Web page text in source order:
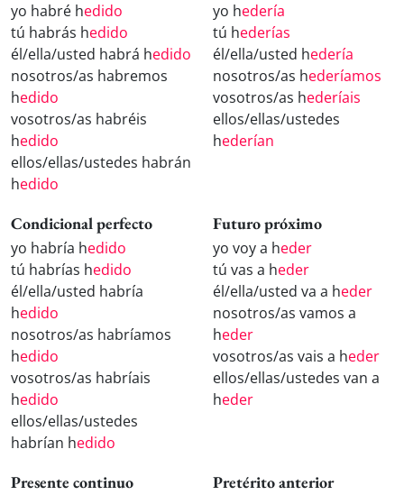
yo habré hedido
tú habrás hedido
él/ella/usted habrá hedido
nosotros/as habremos
hedido
vosotros/as habréis
hedido
ellos/ellas/ustedes habrán
hedido
yo hedería
tú hederías
él/ella/usted hedería
nosotros/as hederíamos
vosotros/as hederíais
ellos/ellas/ustedes
hederían
Condicional perfecto
yo habría hedido
tú habrías hedido
él/ella/usted habría
hedido
nosotros/as habríamos
hedido
vosotros/as habríais
hedido
ellos/ellas/ustedes
habrían hedido
Futuro próximo
yo voy a heder
tú vas a heder
él/ella/usted va a heder
nosotros/as vamos a
heder
vosotros/as vais a heder
ellos/ellas/ustedes van a
heder
Presente continuo Pretérito anterior